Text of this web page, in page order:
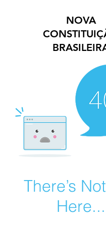
NOVA
There’s
Here...